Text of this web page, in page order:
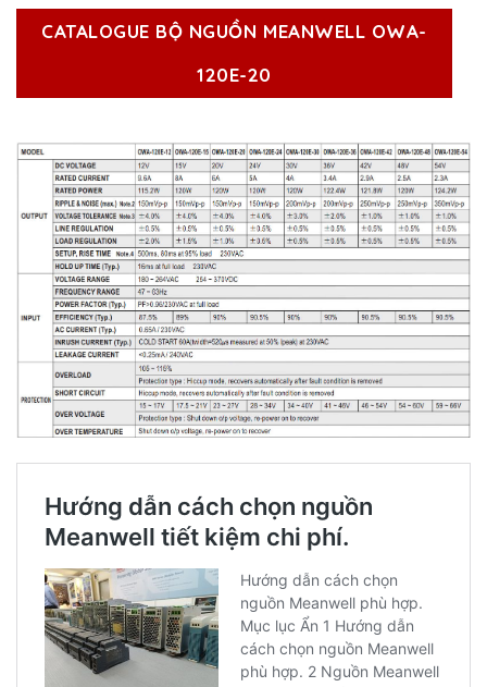
CATALOGUE BỘ NGUỒN MEANWELL OWA-
120E-20